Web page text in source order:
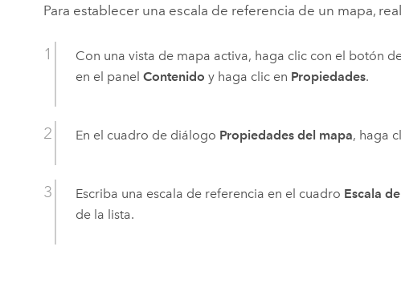
Para establecer una escala de referencia de un mapa,
Con una vista de mapa activa, haga clic con el botón
en el panelContenido y haga clic en Propiedades.
En el cuadro de diálogo Propiedades del mapa, haga
Escriba una escala de referencia en el cuadro Escala
de la lista.